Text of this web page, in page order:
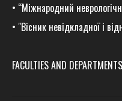
• “Міжнародний
• "Вісник невідкладної і
FACULTIES AND